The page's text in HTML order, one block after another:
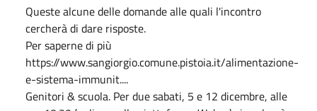
Queste alcune delle domande alle quali l'incontro
cercherà di dare risposte.
Per saperne di più
https://www.sangiorgio.comune.pistoia.it/alimentazione-
e-sistema-immunit....
Genitori & scuola. Per due sabati, 5 e 12 dicembre, alle